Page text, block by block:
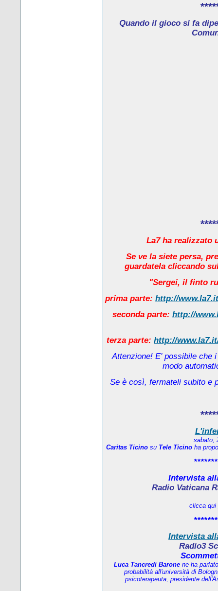
Quando il gioco si fa
La7 ha realizzato
Se ve la siete persa,
guardatela cliccando
"Sergei, il finto
prima parte: http://
seconda parte: http://
terza parte: http://
Attenzione! E' possibile che
modo
Se è così, fermateli subito e
sabato,
Caritas Ticinosu Tele Ticinoha
Intervista
Radio Vaticana
clicca
Intervista
Radio3
Luca Tancredi Barone ne ha
probabilità all'università di
psicoterapeuta, presidente